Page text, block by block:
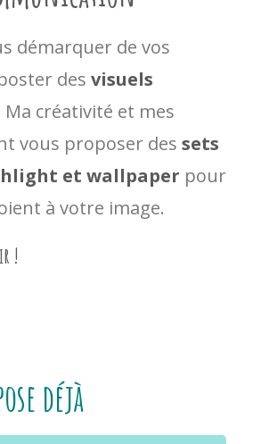
démarquer de vos
des visuels
Ma créativité et mes
vous proposer des sets
et wallpaper pour
à votre image.
!
déjà